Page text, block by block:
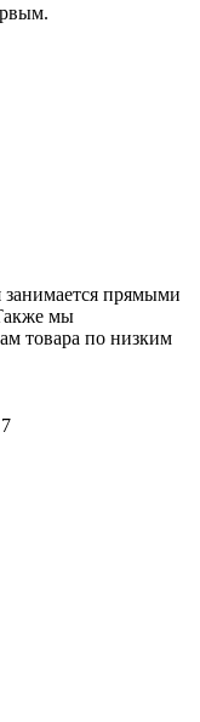
прямыми
мы
товара по низким